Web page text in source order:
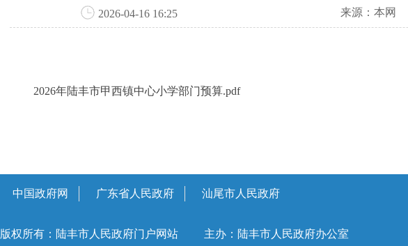
2026-04-16 16:25 来源： 本网
2026年陆丰市甲西镇中心小学部门预算.pdf
中国政府网 广东省人民政府 汕尾市人民政府
版权所有：陆丰市人民政府门户网站 主办：陆丰市人民政府办公室